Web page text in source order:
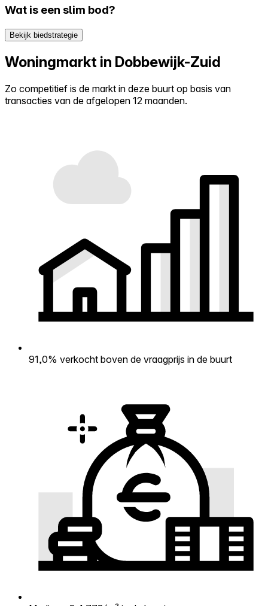
Wat is een slim bod?
Bekijk biedstrategie
Woningmarkt in Dobbewijk-Zuid
Zo competitief is de markt in deze buurt op basis van
transacties van de afgelopen 12 maanden.
91,0% verkocht boven de vraagprijs in de buurt